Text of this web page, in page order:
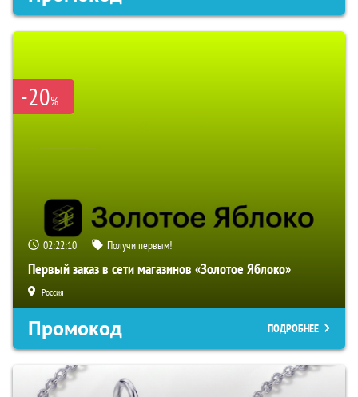
-20%
02:22:09 Получи первым!
Первый заказ в сети магазинов «Золотое Яблоко»
Россия
Промокод ПОДРОБНЕЕ